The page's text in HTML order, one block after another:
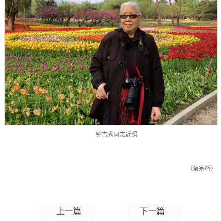
钟吉秀同志近照
（蔡宗峪）
上一篇 下一篇